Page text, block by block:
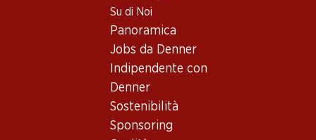
Su di Noi
Panoramica
Jobs da Denner
Indipendente con
Denner
Sostenibilità
Sponsoring
Buono a sapersi